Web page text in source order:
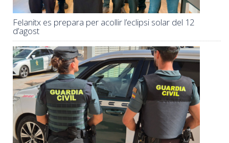
Felanitx es prepara per acollir l’eclipsi solar del 12
d’agost